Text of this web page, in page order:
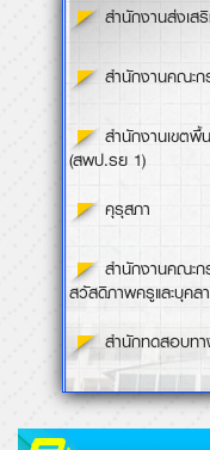
ภาพกิจกรรม
วันเฉลิมพระชนมพรรษาร..
โรงเรียนวุฒินันท์ นำโดยคณะผู้บ..
03 มิถุนายน 2569